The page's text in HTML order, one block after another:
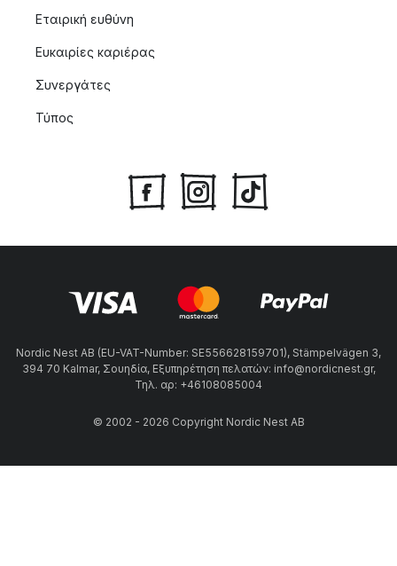
Εταιρική ευθύνη
Ευκαιρίες καριέρας
Συνεργάτες
Τύπος
Nordic Nest AB (EU-VAT-Number: SE556628159701), Stämpelvägen 3,
394 70 Kalmar, Σουηδία, Εξυπηρέτηση πελατών: info@nordicnest.gr,
Τηλ. αρ: +46108085004
© 2002 - 2026 Copyright Nordic Nest AB